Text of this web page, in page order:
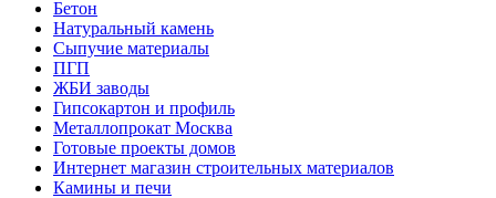
Бетон
Натуральный камень
Сыпучие материалы
ПГП
ЖБИ заводы
Гипсокартон и профиль
Металлопрокат Москва
Готовые проекты домов
Интернет магазин строительных материалов
Камины и печи